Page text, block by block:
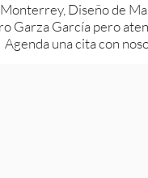
Diseño de
Garza García pero
Agenda una cita con